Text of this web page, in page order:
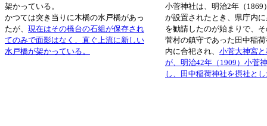
架かっている。
かつては突き当りに木橋の水戸橋があっ
たが、 現在はその橋台の石組が保存され
てのみで面影はなく、直ぐ上流に新しい
水戸橋が架かっている。
小菅神社は、明治2年（1869
が設置されたとき、県庁内
を勧請したのが始まりで、
菅村の鎮守であった田中稲
内に合祀され、 小菅大神宮
が、明治42年（1909）小菅
し、田中稲荷神社を摂社と